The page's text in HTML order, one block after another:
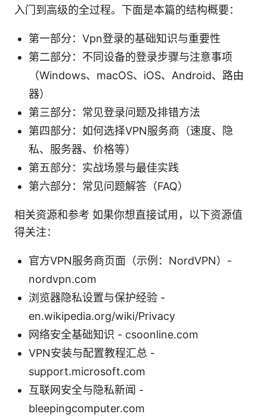
入门到高级的全过程。下面是本篇的结构概要：
第一部分：Vpn登录的基础知识与重要性
第二部分：不同设备的登录步骤与注意事项
（Windows、macOS、iOS、Android、路由
器）
第三部分：常见登录问题及排错方法
第四部分：如何选择VPN服务商（速度、隐
私、服务器、价格等）
第五部分：实战场景与最佳实践
第六部分：常见问题解答（FAQ）
相关资源和参考 如果你想直接试用，以下资源值
得关注：
官方VPN服务商页面（示例：NordVPN）-
nordvpn.com
浏览器隐私设置与保护经验 -
en.wikipedia.org/wiki/Privacy
网络安全基础知识 - csoonline.com
VPN安装与配置教程汇总 -
support.microsoft.com
互联网安全与隐私新闻 -
bleepingcomputer.com